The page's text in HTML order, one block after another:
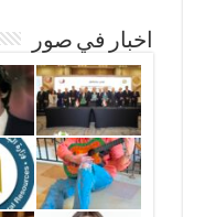
اخبار في صور